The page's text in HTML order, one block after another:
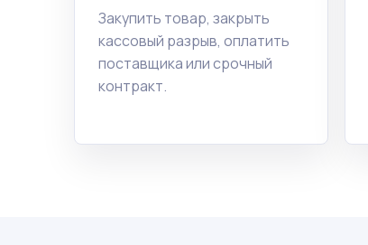
Закупить товар, закрыть
кассовый разрыв, оплатить
поставщика или срочный
контракт.